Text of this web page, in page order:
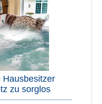
Hausbesitzer
zu sorglos